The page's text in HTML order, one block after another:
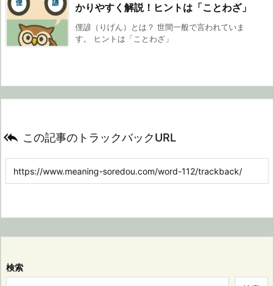
かりやすく解説！ヒントは「ことわざ」
俚諺（りげん）とは？ 世間一般で言われていま
す。 ヒントは「ことわざ」
 この記事のトラックバックURL
検索